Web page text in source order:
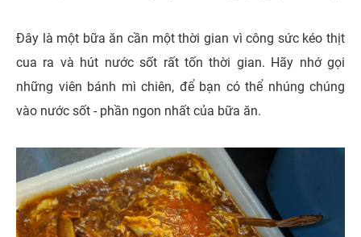
Đây là một bữa ăn cần một thời gian vì công sức kéo thịt
cua ra và hút nước sốt rất tốn thời gian. Hãy nhớ gọi
những viên bánh mì chiên, để bạn có thể nhúng chúng
vào nước sốt - phần ngon nhất của bữa ăn.